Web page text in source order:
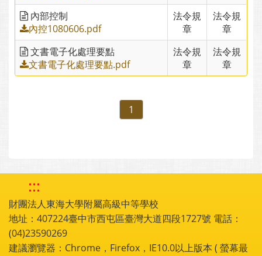
內部控制
內控1080606.pdf
法令規
章
法令規
章
文書電子化處理要點
文書電子化處理要點.pdf
法令規
章
法令規
章
1
:::
財團法人東海大學附屬高級中等學校
地址：407224臺中市西屯區臺灣大道四段1727號 電話：
(04)23590269
建議瀏覽器：Chrome，Firefox，IE10.0以上版本 ( 螢幕最